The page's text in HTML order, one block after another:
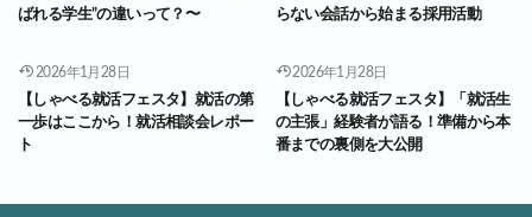
ばれる学生”の違いって？〜
らない会話から始まる採用活動
2026年1月28日
【しゃべる就活フェスタ】就活の第
一歩はここから！就活相談会レポー
ト
2026年1月28日
【しゃべる就活フェスタ】「就活生
の主張」経験者が語る！準備から本
番までの裏側を大公開